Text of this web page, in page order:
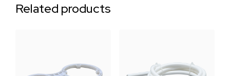
Related products